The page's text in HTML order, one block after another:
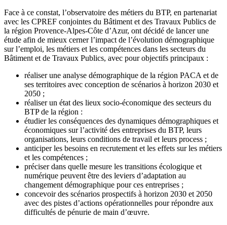
Face à ce constat, l’observatoire des métiers du BTP, en partenariat
avec les CPREF conjointes du Bâtiment et des Travaux Publics de
la région Provence-Alpes-Côte d’Azur, ont décidé de lancer une
étude afin de mieux cerner l’impact de l’évolution démographique
sur l’emploi, les métiers et les compétences dans les secteurs du
Bâtiment et de Travaux Publics, avec pour objectifs principaux :
réaliser une analyse démographique de la région PACA et de
ses territoires avec conception de scénarios à horizon 2030 et
2050 ;
réaliser un état des lieux socio-économique des secteurs du
BTP de la région :
étudier les conséquences des dynamiques démographiques et
économiques sur l’activité des entreprises du BTP, leurs
organisations, leurs conditions de travail et leurs process ;
anticiper les besoins en recrutement et les effets sur les métiers
et les compétences ;
préciser dans quelle mesure les transitions écologique et
numérique peuvent être des leviers d’adaptation au
changement démographique pour ces entreprises ;
concevoir des scénarios prospectifs à horizon 2030 et 2050
avec des pistes d’actions opérationnelles pour répondre aux
difficultés de pénurie de main d’œuvre.